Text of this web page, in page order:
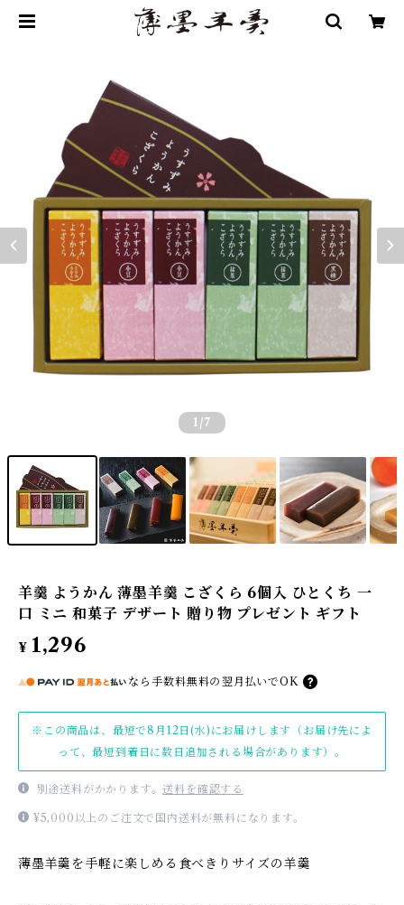
1 /7
羊羹 ようかん 薄墨羊羹 こざくら 6個入 ひとくち 一
口 ミニ 和菓子 デザート 贈り物 プレゼント ギフト
¥ 1,296
なら 手数料無料の 翌月払いでOK
※この商品は、最短で8月12日(水)にお届けします（お届け先によ
って、最短到着日に数日追加される場合があります）。
別途送料がかかります。送料を確認する
¥5,000以上のご注文で国内送料が無料になります。
薄墨羊羹を手軽に楽しめる食べきりサイズの羊羹